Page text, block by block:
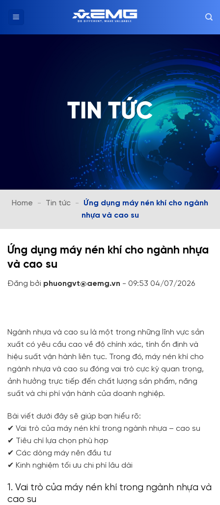
đến
TIN TỨC
Home - Tin tức -
Ứng dụng máy nén khí cho ngành
nhựa và cao su
Ứng dụng máy nén khí cho ngành nhựa
và cao su
Đăng bởi phuongvt@aemg.vn - 09:53 04/07/2026
Ngành nhựa và cao su là một trong những lĩnh vực sản
xuất có yêu cầu cao về độ chính xác, tính ổn định và
hiệu suất vận hành liên tục. Trong đó, máy nén khí cho
ngành nhựa và cao su đóng vai trò cực kỳ quan trọng,
ảnh hưởng trực tiếp đến chất lượng sản phẩm, năng
suất và chi phí vận hành của doanh nghiệp.
Bài viết dưới đây sẽ giúp bạn hiểu rõ:
✔ Vai trò của máy nén khí trong ngành nhựa – cao su
✔ Tiêu chí lựa chọn phù hợp
✔ Các dòng máy nên đầu tư
✔ Kinh nghiệm tối ưu chi phí lâu dài
1. Vai trò của máy nén khí trong ngành nhựa và
cao su